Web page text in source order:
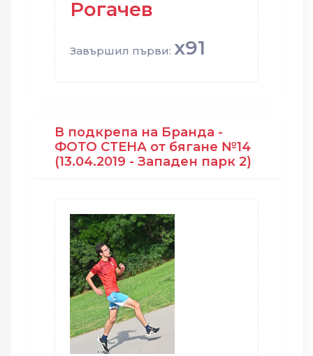
Рогачев
Завършил първи: x91
В подкрепа на Бранда -
ФОТО СТЕНА от бягане №14
(13.04.2019 - Западен парк 2)